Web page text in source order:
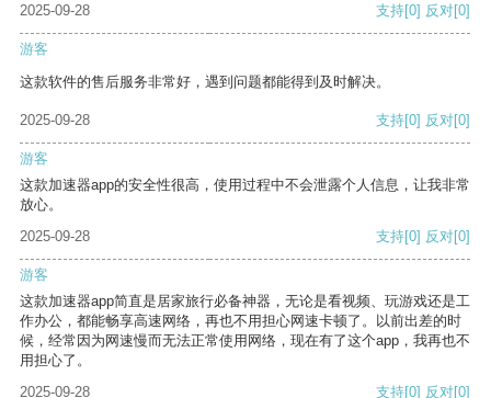
2025-09-28
支持[0] 反对[0]
游客
这款软件的售后服务非常好，遇到问题都能得到及时解决。
2025-09-28 支持[0] 反对[0]
游客
这款加速器app的安全性很高，使用过程中不会泄露个人信息，让我非常
放心。
2025-09-28
支持[0] 反对[0]
游客
这款加速器app简直是居家旅行必备神器，无论是看视频、玩游戏还是工
作办公，都能畅享高速网络，再也不用担心网速卡顿了。以前出差的时
候，经常因为网速慢而无法正常使用网络，现在有了这个app，我再也不
用担心了。
2025-09-28
支持[0] 反对[0]